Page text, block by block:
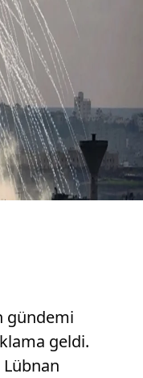
gündemi
geldi.
Lübnan